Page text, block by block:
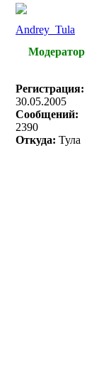
Andrey_Tula
Модератор
Регистрация:
30.05.2005
Сообщений:
2390
Откуда: Тула